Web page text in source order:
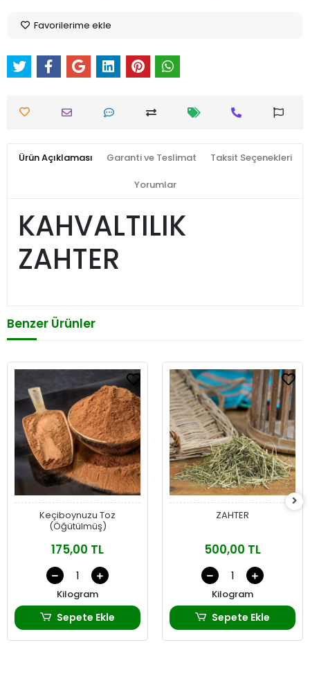
Favorilerime ekle
Ürün Açıklaması Garanti ve Teslimat Taksit Seçenekleri
Yorumlar
KAHVALTILIK
ZAHTER
Benzer Ürünler
Keçiboynuzu Toz
(Öğütülmüş)
175,00 TL
Kilogram
Sepete Ekle
ZAHTER
500,00 TL
Kilogram
Sepete Ekle